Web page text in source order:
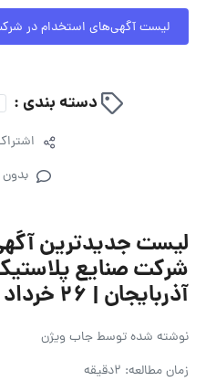
لیست آگهی‌های استخدام در
دسته بندی :
بدون
لیست جدیدترین
شرکت صنایع
آذربایجان | ۲۶ خرداد ۱۴۰۵
نوشته شده توسطجاب ویژن
زمان مطالعه: 2دقیقه